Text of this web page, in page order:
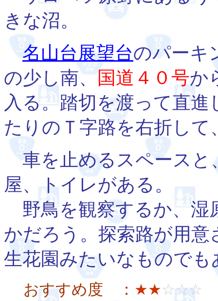
きな沼。
名山台展望台のパーキ
の少し南、国道４０号か
入る。踏切を渡って直
たりのＴ字路を右折し
車を止めるスペースと
屋、トイレがある。
野鳥を観察するか、湿
かだろう。探索路が用
生花園みたいなものでも
おすすめ度 ： ★★☆☆☆